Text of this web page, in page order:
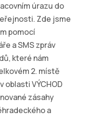
úrazu do
Zde jsme
pomocí
a SMS zpráv
které nám
2. místě
oblasti VÝCHOD
zásahy
a